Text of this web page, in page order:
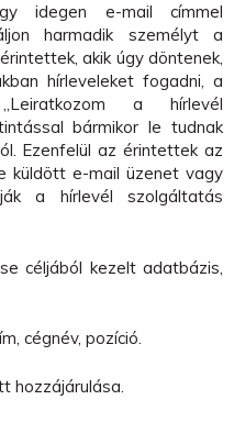
idegen e-mail címmel
harmadik személyt a
akik úgy döntenek,
hírleveleket fogadni, a
a hírlevél
bármikor le tudnak
Ezenfelül az érintettek az
küldött e-mail üzenet vagy
a hírlevél szolgáltatás
céljából kezelt adatbázis,
cégnév, pozíció.
hozzájárulása.